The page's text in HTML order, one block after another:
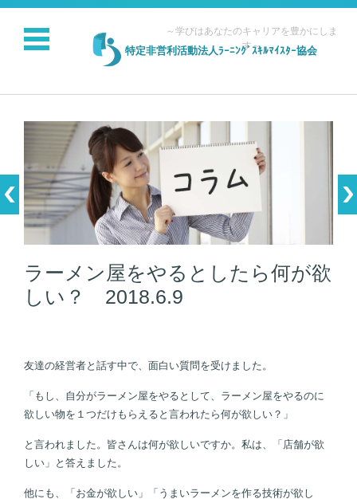
特定非営利活動法人ﾗｰﾆﾝｸﾞｽｷﾙﾏｲｽﾀｰ協会
～学びはあなたのキャリアを豊かにしま
す～
コンテンツに移動
ラーメン屋をやるとしたら何が欲
しい？ 2018.6.9
友達の経営者と話す中で、面白い質問を受けました。
「もし、自分がラーメン屋をやるとして、ラーメン屋をやるのに
欲しい物を１つだけもらえると言われたら何が欲しい？」
と言われました。皆さんは何が欲しいですか。私は、「店舗が欲
しい」と答えました。
他にも、「お金が欲しい」「うまいラーメンを作る技術が欲し